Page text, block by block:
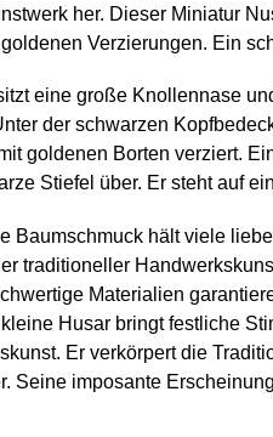
her. Dieser Miniatur
Verzierungen. Ein
eine große Knollennase
der schwarzen
goldenen Borten verziert.
Stiefel über. Er steht auf
Baumschmuck hält viele
traditioneller
Materialien
Husar bringt festliche
Er verkörpert die
Seine imposante